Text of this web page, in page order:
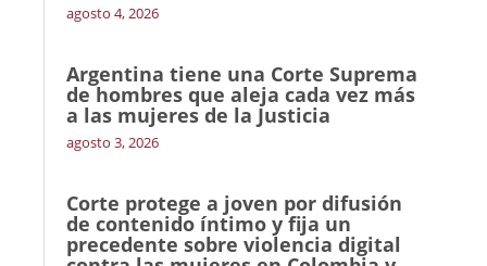
agosto 4, 2026
Argentina tiene una Corte Suprema
de hombres que aleja cada vez más
a las mujeres de la Justicia
agosto 3, 2026
Corte protege a joven por difusión
de contenido íntimo y fija un
precedente sobre violencia digital